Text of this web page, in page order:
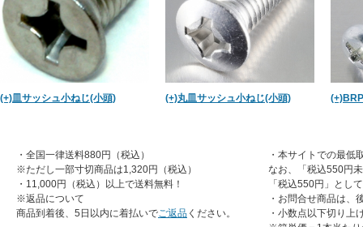
(+)皿サッシュ小ねじ(小頭) (+)丸皿サッシュ小ねじ(小頭)
・全国一律送料880円（税込）
※ただし一部寸切商品は1,320円（税込）
・11,000円（税込）以上で送料無料！
※返品について
商品到着後、5日以内に着払いでご返品 ください。
・本サイトでの最低
なお、「税込550円
「税込550円」とし
・お問合せ商品は、
・小数点以下切り上